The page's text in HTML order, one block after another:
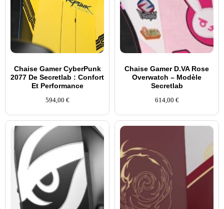
Chaise Gamer CyberPunk
2077 De Secretlab : Confort
Et Performance
594,00 €
Chaise Gamer D.VA Rose
Overwatch – Modèle
Secretlab
614,00 €